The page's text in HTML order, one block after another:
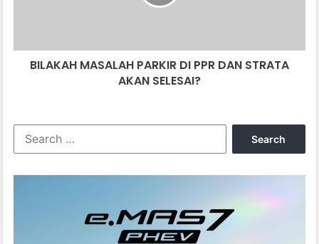
SELESAI?
BILAKAH MASALAH PARKIR DI PPR DAN STRATA
AKAN SELESAI?